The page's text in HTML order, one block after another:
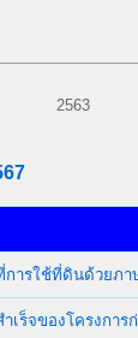
2563
ารใช้ที่ดินด้วยภา
เร็จของโครงกา